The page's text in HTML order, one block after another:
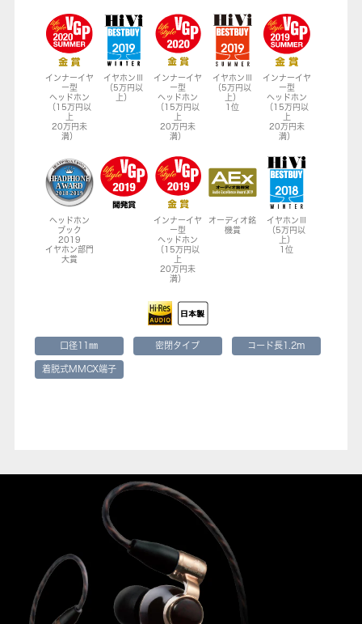
インナーイヤ
ー型
ヘッドホン
（15万円以
上
20万円未
満）
イヤホンⅢ
（5万円以
上）
インナーイヤ
ー型
ヘッドホン
（15万円以
上
20万円未
満）
イヤホンⅢ
（5万円以
上）
1位
インナーイヤ
ー型
ヘッドホン
（15万円以
上
20万円未
満）
ヘッドホン
ブック
2019
イヤホン部門
大賞
インナーイヤ
ー型
ヘッドホン
（15万円以
上
20万円未
満）
オーディオ銘
機賞
イヤホンⅢ
（5万円以
上）
1位
口径11㎜ 密閉タイプ コード長1.2m
着脱式MMCX端子